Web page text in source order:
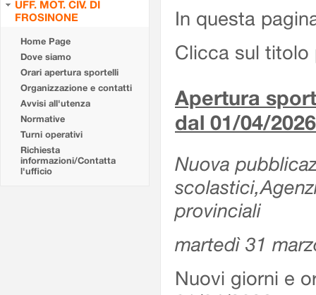
UFF. MOT. CIV. DI
FROSINONE
Home Page
Dove siamo
Orari apertura sportelli
Organizzazione e contatti
Avvisi all'utenza
Normative
Turni operativi
Richiesta
informazioni/Contatta
l'ufficio
In questa
Clicca sul titolo
Apertura
dal 01/04/2026
Nuova
provinciali
martedì 31
Nuovi giorni e